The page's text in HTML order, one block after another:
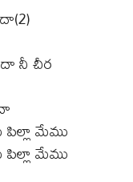
నీ చీర
మేము
మేము